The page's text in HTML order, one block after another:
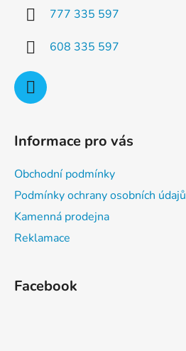
777 335 597
608 335 597
Informace pro vás
Obchodní podmínky
Podmínky ochrany osobních údajů
Kamenná prodejna
Reklamace
Facebook